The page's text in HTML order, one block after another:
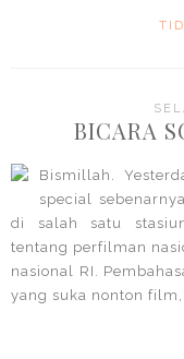
BICARA
Bismillah.
special
di salah satu
tentang perfilman
nasional RI.
yang suka nonton